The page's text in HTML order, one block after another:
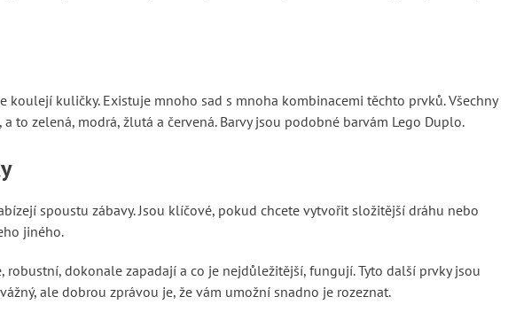
koulejí kuličky. Existuje mnoho sad s mnoha kombinacemi těchto prvků. Všechny
to zelená, modrá, žlutá a červená. Barvy jsou podobné barvám Lego Duplo.
spoustu zábavy. Jsou klíčové, pokud chcete vytvořit složitější dráhu nebo
jiného.
robustní, dokonale zapadají a co je nejdůležitější, fungují. Tyto další prvky jsou
ale dobrou zprávou je, že vám umožní snadno je rozeznat.